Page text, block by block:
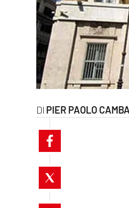
lacitymag.it
cosenzachannel.it
catanzarochannel.it
lacapitalenews.it
PIER PAOLO